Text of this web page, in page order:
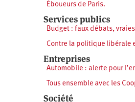
Éboueurs de Paris.
Services publics
Budget : faux débats,
Contre la politique libérale
Entreprises
Automobile : alerte pour
Tous ensemble avec les
Société